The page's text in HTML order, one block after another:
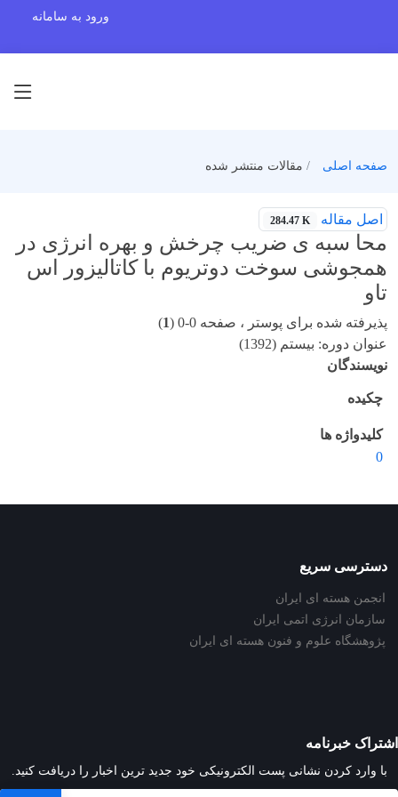
ورود به سامانه
صفحه اصلی مقالات منتشر شده
اصل مقاله 284.47 K
محا سبه ی ضریب چرخش و بهره انرژی در
همجوشی سوخت دوتریوم با کاتالیزور اس
تاو
پذیرفته شده برای پوستر ، صفحه 0-0 ( 1
)
عنوان دوره: بیستم (1392)
نویسندگان
چکیده
کلیدواژه ها
0
دسترسی سریع
انجمن هسته ای ایران
سازمان انرژی اتمی ایران
پژوهشگاه علوم و فنون هسته ای ایران
اشتراک خبرنامه
با وارد کردن نشانی پست الکترونیکی خود جدید ترین اخبار را دریافت کنید.